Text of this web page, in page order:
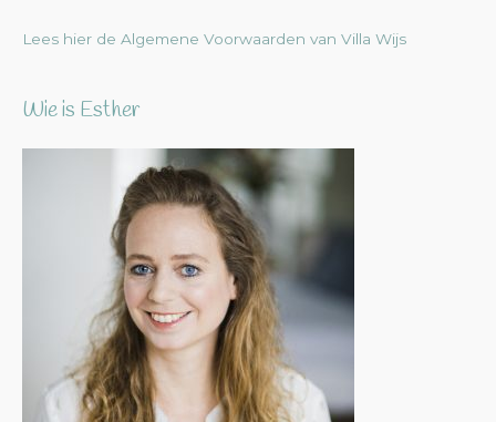
Lees hier de Algemene Voorwaarden van Villa Wijs
Wie is Esther